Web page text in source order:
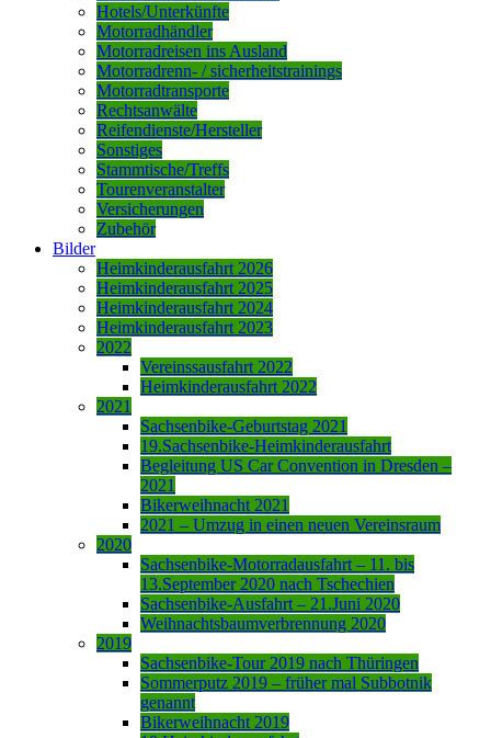
Hotels/Unterkünfte
Motorradhändler
Motorradreisen ins Ausland
Motorradrenn- / sicherheitstrainings
Motorradtransporte
Rechtsanwälte
Reifendienste/Hersteller
Sonstiges
Stammtische/Treffs
Tourenveranstalter
Versicherungen
Zubehör
Bilder
Heimkinderausfahrt 2026
Heimkinderausfahrt 2025
Heimkinderausfahrt 2024
Heimkinderausfahrt 2023
2022
Vereinssausfahrt 2022
Heimkinderausfahrt 2022
2021
Sachsenbike-Geburtstag 2021
19.Sachsenbike-Heimkinderausfahrt
Begleitung US Car Convention in Dresden –
2021
Bikerweihnacht 2021
2021 – Umzug in einen neuen Vereinsraum
2020
Sachsenbike-Motorradausfahrt – 11. bis
13.September 2020 nach Tschechien
Sachsenbike-Ausfahrt – 21.Juni 2020
Weihnachtsbaumverbrennung 2020
2019
Sachsenbike-Tour 2019 nach Thüringen
Sommerputz 2019 – früher mal Subbotnik
genannt
Bikerweihnacht 2019